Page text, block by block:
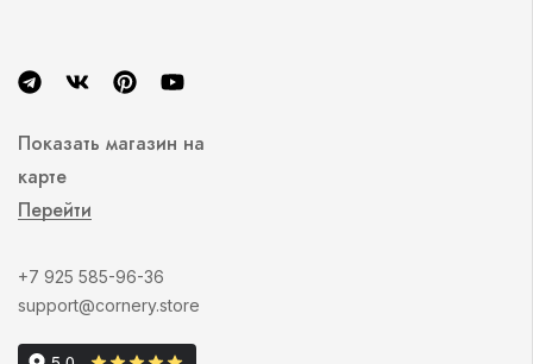
Показать магазин на
карте
Перейти
+7 925 585-96-36
support@cornery.store